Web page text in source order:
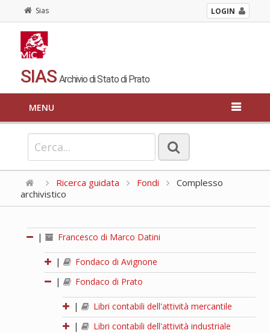
Sias LOGIN
SIAS Archivio di Stato di Prato
MENU
Ricerca guidata Fondi
Complesso
archivistico
| Francesco di Marco Datini
|
Fondaco di Avignone
|
Fondaco di Prato
|
Libri contabili dell'attività mercantile
|
Libri contabili dell'attività industriale